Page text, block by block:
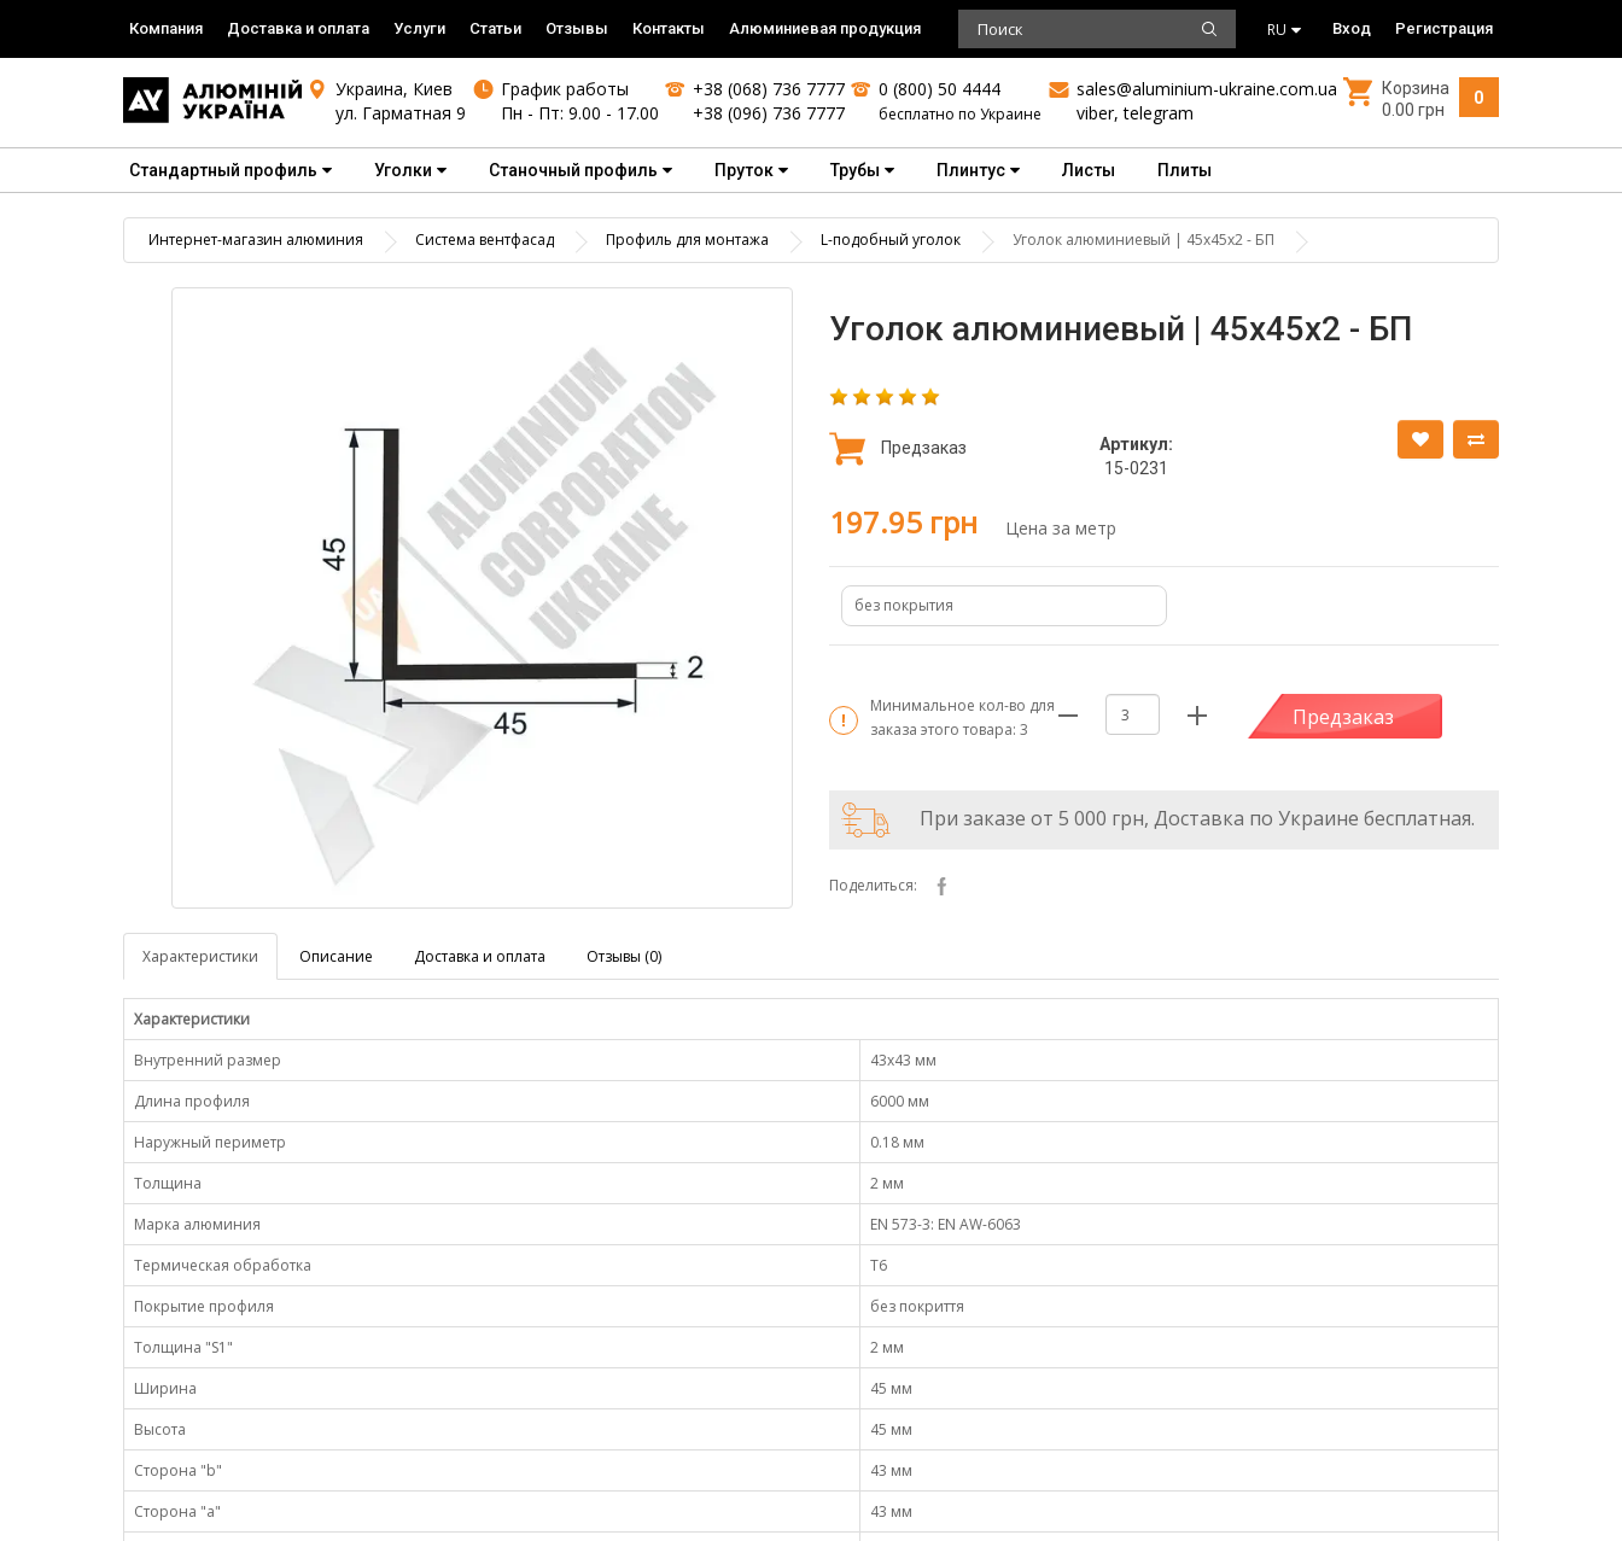
Компания Доставка и оплата Услуги Статьи Отзывы Контакты Алюминиевая продукция RU Вход Регистрация
Украина, Киев
ул. Гарматная 9
График работы
Пн - Пт: 9.00 - 17.00
+38 (068) 736 7777
+38 (096) 736 7777
0 (800) 50 4444
бесплатно по Украине
sales@aluminium-ukraine.com.ua
viber,telegram
0
Корзина
0.00 грн
Стандартный профиль Уголки Станочный профиль Пруток Трубы Плинтус Листы Плиты
Интернет-магазин алюминия Система вентфасад Профиль для монтажа L-подобный уголок Уголок алюминиевый | 45х45х2 - БП
Уголок алюминиевый | 45х45х2 - БП
Предзаказ
Артикул:
15-0231
197.95 грн Цена за метр
без покрытия
Минимальное кол-во для
заказа этого товара: 3 Предзаказ
При заказе от 5 000 грн, Доставка по Украине бесплатная.
Поделиться:
Характеристики Описание Доставка и оплата Отзывы (0)
Характеристики
Внутренний размер
43х43 мм
Длина профиля
6000 мм
Наружный периметр
0.18 мм
Толщина
2 мм
Марка алюминия
EN 573-3: EN AW-6063
Термическая обработка
Т6
Покрытие профиля
без покриття
Толщина "S1"
2 мм
Ширина
45 мм
Высота
45 мм
Сторона "b"
43 мм
Сторона "а"
43 мм